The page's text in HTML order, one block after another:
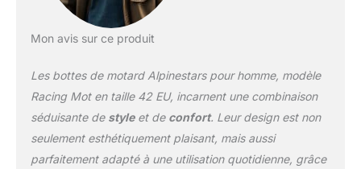
en assurant l’avant et
l’arrière naturels.
Matériau supérieur
principal construit à l’aide
de microfibres pour une
résistance optimale à
Mon avis sur ce produit
Les bottes de motard Alpinestars pour homme, modèle
Racing Mot en taille 42 EU, incarnent une combinaison
séduisante de styleet de confort. Leur design est non
seulement esthétiquement plaisant, mais aussi
parfaitement adapté à une utilisation quotidienne, grâce